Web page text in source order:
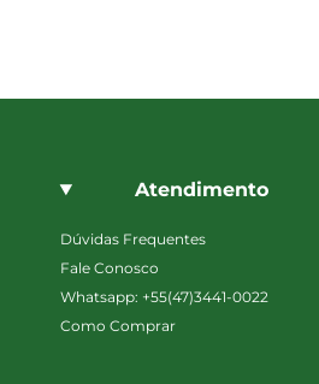
Atendimento
Dúvidas Frequentes
Fale Conosco
Whatsapp: +55(47)3441-0022
Como Comprar